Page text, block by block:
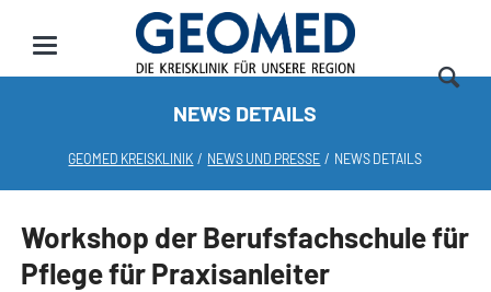
NEWS DETAILS
GEOMED KREISKLINIK NEWS UND PRESSE NEWS DETAILS
Workshop der Berufsfachschule für
Pflege für Praxisanleiter